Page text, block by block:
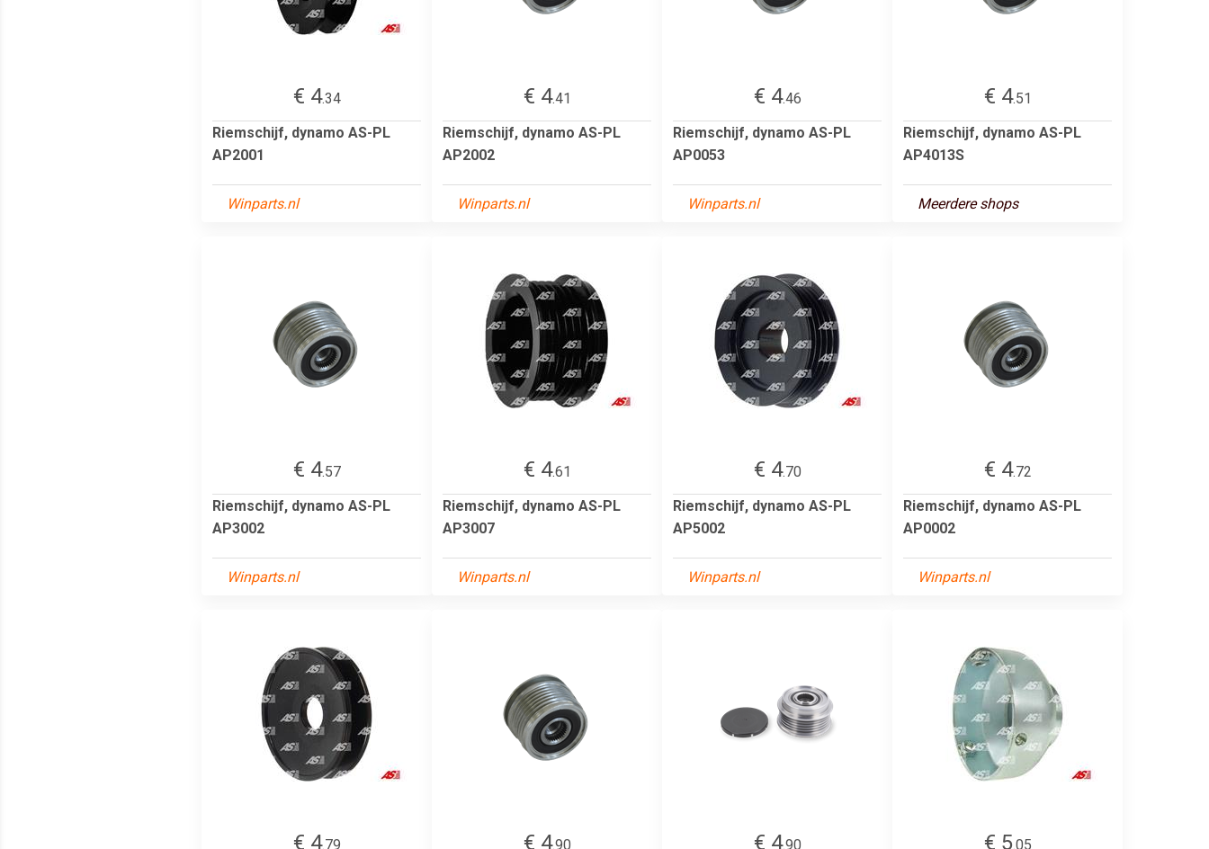
€ 4.34
Riemschijf, dynamo AS-PL
AP2001
Winparts.nl
€ 4.41
Riemschijf, dynamo AS-PL
AP2002
Winparts.nl
€ 4.46
Riemschijf, dynamo AS-PL
AP0053
Winparts.nl
€ 4.51
Riemschijf, dynamo AS-PL
AP4013S
Meerdere shops
€ 4.57
Riemschijf, dynamo AS-PL
AP3002
Winparts.nl
€ 4.61
Riemschijf, dynamo AS-PL
AP3007
Winparts.nl
€ 4.70
Riemschijf, dynamo AS-PL
AP5002
Winparts.nl
€ 4.72
Riemschijf, dynamo AS-PL
AP0002
Winparts.nl
€ 4.79
€ 4.90
€ 4.90
€ 5.05